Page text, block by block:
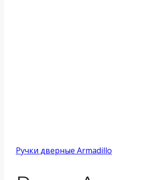
Ручки дверные Armadillo